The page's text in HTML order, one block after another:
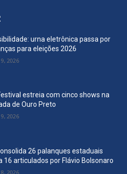
urna eletrônica passa por
para eleições 2026
2026
estreia com cinco shows na
de Ouro Preto
2026
26 palanques estaduais
16 articulados por Flávio Bolsonaro
2026